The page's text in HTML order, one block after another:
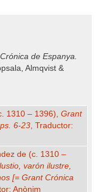
de Espanya.
Almqvist &
1310 – 1396), Grant
6-23, Traductor:
de (c. 1310 –
varón ilustre,
[= Grant Crónica
Anònim